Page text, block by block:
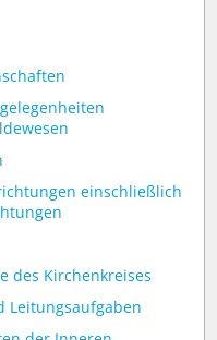
einschließlich
des Kirchenkreises
Leitungsaufgaben